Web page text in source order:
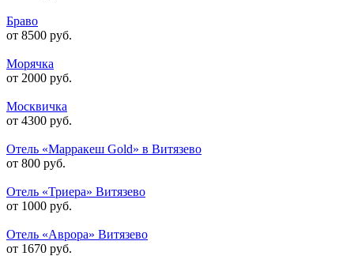
Браво
от 8500 руб.
Морячка
от 2000 руб.
Москвичка
от 4300 руб.
Отель «Марракеш Gold» в Витязево
от 800 руб.
Отель «Триера» Витязево
от 1000 руб.
Отель «Аврора» Витязево
от 1670 руб.